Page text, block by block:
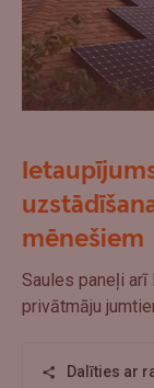
mēnešiem
Saules paneļi arī
privātmāju
Dalīties ar